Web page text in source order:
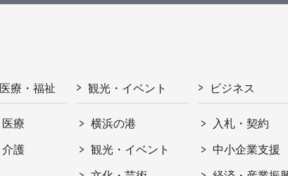
療・福祉
療
護
観光・イベント
横浜の港
観光・イベント
ビジネス
入札・契約
中小企業支援